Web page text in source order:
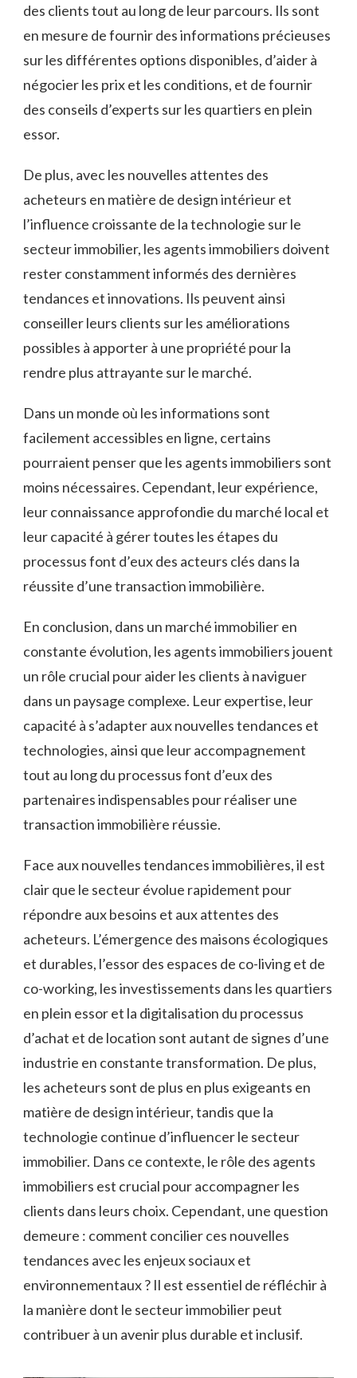
des clients tout au long de leur parcours. Ils sont
en mesure de fournir des informations précieuses
sur les différentes options disponibles, d’aider à
négocier les prix et les conditions, et de fournir
des conseils d’experts sur les quartiers en plein
essor.
De plus, avec les nouvelles attentes des
acheteurs en matière de design intérieur et
l’influence croissante de la technologie sur le
secteur immobilier, les agents immobiliers doivent
rester constamment informés des dernières
tendances et innovations. Ils peuvent ainsi
conseiller leurs clients sur les améliorations
possibles à apporter à une propriété pour la
rendre plus attrayante sur le marché.
Dans un monde où les informations sont
facilement accessibles en ligne, certains
pourraient penser que les agents immobiliers sont
moins nécessaires. Cependant, leur expérience,
leur connaissance approfondie du marché local et
leur capacité à gérer toutes les étapes du
processus font d’eux des acteurs clés dans la
réussite d’une transaction immobilière.
En conclusion, dans un marché immobilier en
constante évolution, les agents immobiliers jouent
un rôle crucial pour aider les clients à naviguer
dans un paysage complexe. Leur expertise, leur
capacité à s’adapter aux nouvelles tendances et
technologies, ainsi que leur accompagnement
tout au long du processus font d’eux des
partenaires indispensables pour réaliser une
transaction immobilière réussie.
Face aux nouvelles tendances immobilières, il est
clair que le secteur évolue rapidement pour
répondre aux besoins et aux attentes des
acheteurs. L’émergence des maisons écologiques
et durables, l’essor des espaces de co-living et de
co-working, les investissements dans les quartiers
en plein essor et la digitalisation du processus
d’achat et de location sont autant de signes d’une
industrie en constante transformation. De plus,
les acheteurs sont de plus en plus exigeants en
matière de design intérieur, tandis que la
technologie continue d’influencer le secteur
immobilier. Dans ce contexte, le rôle des agents
immobiliers est crucial pour accompagner les
clients dans leurs choix. Cependant, une question
demeure : comment concilier ces nouvelles
tendances avec les enjeux sociaux et
environnementaux ? Il est essentiel de réfléchir à
la manière dont le secteur immobilier peut
contribuer à un avenir plus durable et inclusif.